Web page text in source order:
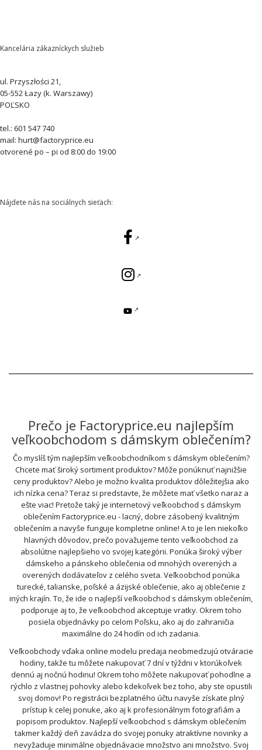
Kancelária zákazníckych služieb
ul. Przyszłości 21,
05-552 Łazy (k. Warszawy)
POĽSKO
tel.: 601 547 740
mail: hurt@factoryprice.eu
otvorené po – pi od 8:00 do 19:00
Nájdete nás na sociálnych sieťach:
Prečo je Factoryprice.eu najlepším
veľkoobchodom s dámskym oblečením?
Čo myslíš tým najlepším veľkoobchodníkom s dámskym oblečením?
Chcete mať široký sortiment produktov? Môže ponúknuť najnižšie
ceny produktov? Alebo je možno kvalita produktov dôležitejšia ako
ich nízka cena? Teraz si predstavte, že môžete mať všetko naraz a
ešte viac! Pretože taký je internetový veľkoobchod s dámskym
oblečením Factoryprice.eu - lacný, dobre zásobený kvalitným
oblečením a navyše funguje kompletne online! A to je len niekoľko
hlavných dôvodov, prečo považujeme tento veľkoobchod za
absolútne najlepšieho vo svojej kategórii. Ponúka široký výber
dámskeho a pánskeho oblečenia od mnohých overených a
overených dodávateľov z celého sveta. Veľkoobchod ponúka
turecké, talianske, poľské a ázijské oblečenie, ako aj oblečenie z
iných krajín. To, že ide o najlepší veľkoobchod s dámskym oblečením,
podporuje aj to, že veľkoobchod akceptuje vratky. Okrem toho
posiela objednávky po celom Poľsku, ako aj do zahraničia
maximálne do 24 hodín od ich zadania.
Veľkoobchody vďaka online modelu predaja neobmedzujú otváracie
hodiny, takže tu môžete nakupovať 7 dní v týždni v ktorúkoľvek
dennú aj nočnú hodinu! Okrem toho môžete nakupovať pohodlne a
rýchlo z vlastnej pohovky alebo kdekoľvek bez toho, aby ste opustili
svoj domov! Po registrácii bezplatného účtu navyše získate plný
prístup k celej ponuke, ako aj k profesionálnym fotografiám a
popisom produktov. Najlepší veľkoobchod s dámskym oblečením
takmer každý deň zavádza do svojej ponuky atraktívne novinky a
nevyžaduje minimálne objednávacie množstvo ani množstvo. Svoj